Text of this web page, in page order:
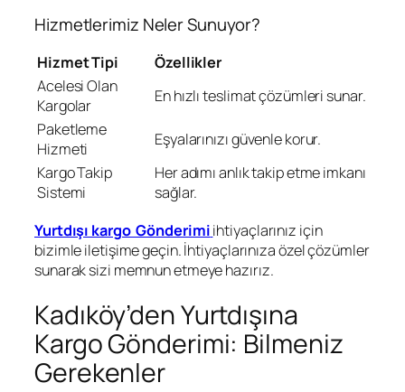
Hizmetlerimiz Neler Sunuyor?
Hizmet Tipi
Özellikler
Acelesi Olan
Kargolar
En hızlı teslimat çözümleri sunar.
Paketleme
Hizmeti
Eşyalarınızı güvenle korur.
Kargo Takip
Sistemi
Her adımı anlık takip etme imkanı
sağlar.
Yurtdışı kargo Gönderimiihtiyaçlarınız için
bizimle iletişime geçin. İhtiyaçlarınıza özel çözümler
sunarak sizi memnun etmeye hazırız.
Kadıköy’den Yurtdışına
Kargo Gönderimi: Bilmeniz
Gerekenler